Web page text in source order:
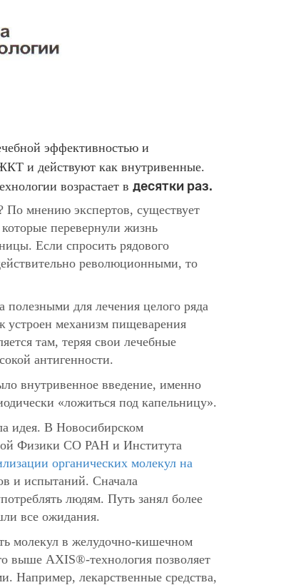
эффективностью и
и действуют как внутривенные.
возрастает в десятки раз.
мнению экспертов, существует
перевернули жизнь
Если спросить рядового
революционными, то
для лечения целого ряда
устроен механизм пищеварения
там, теряя свои лечебные
антигенности.
внутривенное введение, именно
«ложиться под капельницу».
идея. В Новосибирском
Физики СО РАН и Института
органических молекул на
и испытаний. Сначала
людям. Путь занял более
все ожидания.
молекул в желудочно-кишечном
выше AXIS®-технология позволяет
Например, лекарственные средства,